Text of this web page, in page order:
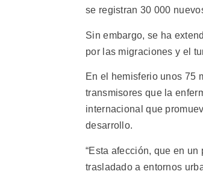
se registran 30 000
Sin embargo, se ha
por las migraciones y el
En el hemisferio unos 75
transmisores que la
internacional que
desarrollo.
“Esta afección, que en
trasladado a entornos